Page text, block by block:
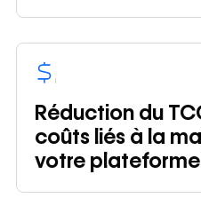
Réduction du
coûts liés à la
votre